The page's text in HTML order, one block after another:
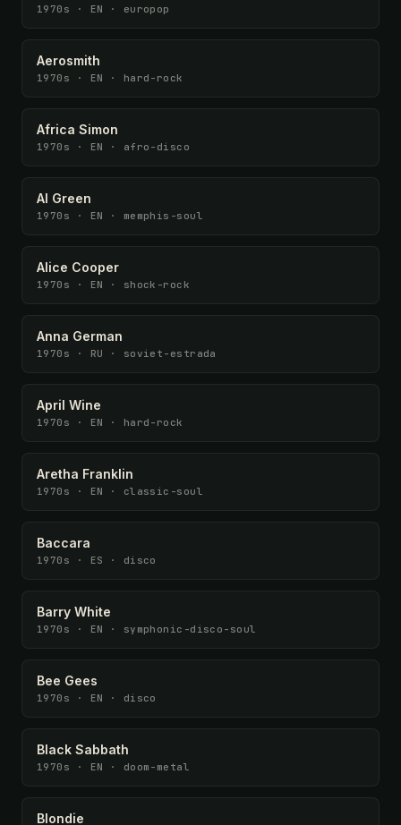
1970s · EN · europop
Aerosmith
1970s · EN · hard-rock
Africa Simon
1970s · EN · afro-disco
Al Green
1970s · EN · memphis-soul
Alice Cooper
1970s · EN · shock-rock
Anna German
1970s · RU · soviet-estrada
April Wine
1970s · EN · hard-rock
Aretha Franklin
1970s · EN · classic-soul
Baccara
1970s · ES · disco
Barry White
1970s · EN · symphonic-disco-soul
Bee Gees
1970s · EN · disco
Black Sabbath
1970s · EN · doom-metal
Blondie